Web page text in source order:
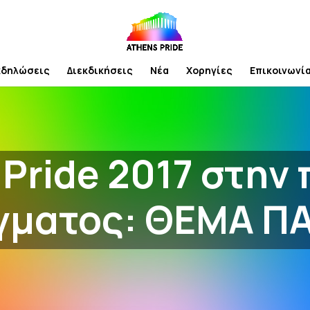
Διεκδικήσεις Νέα Χορηγίες Επικοινωνία
2017 στην
ΘΕΜΑ